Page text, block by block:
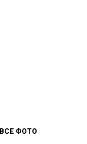
ВСЕ ФОТО